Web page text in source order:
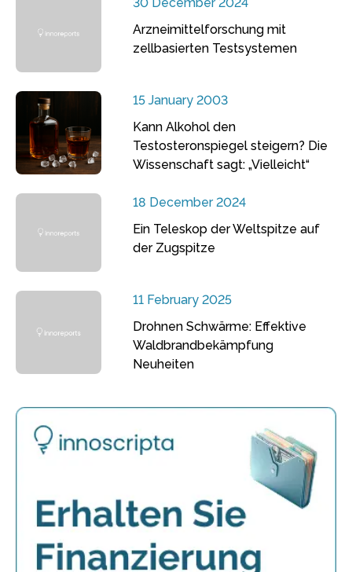
Arzneimittelforschung mit
zellbasierten Testsystemen
15 January 2003
Kann Alkohol den
Testosteronspiegel steigern? Die
Wissenschaft sagt: „Vielleicht“
18 December 2024
Ein Teleskop der Weltspitze auf
der Zugspitze
11 February 2025
Drohnen Schwärme: Effektive
Waldbrandbekämpfung
Neuheiten